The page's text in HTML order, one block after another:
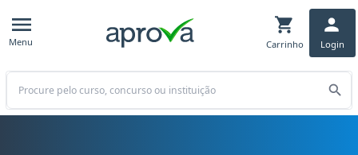
Menu Carrinho Login
Buscar